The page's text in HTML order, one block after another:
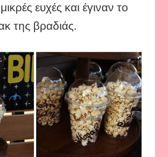
ευχές και έγιναν το
της βραδιάς.